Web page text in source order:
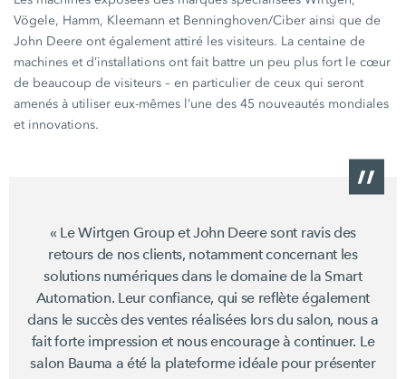
Vögele, Hamm, Kleemann et Benninghoven/Ciber ainsi que de
John Deere ont également attiré les visiteurs. La centaine de
machines et d’installations ont fait battre un peu plus fort le cœur
de beaucoup de visiteurs – en particulier de ceux qui seront
amenés à utiliser eux-mêmes l’une des 45 nouveautés mondiales
et innovations.
« Le Wirtgen Group et John Deere sont ravis des
retours de nos clients, notamment concernant les
solutions numériques dans le domaine de la Smart
Automation. Leur confiance, qui se reflète également
dans le succès des ventes réalisées lors du salon, nous a
fait forte impression et nous encourage à continuer. Le
salon Bauma a été la plateforme idéale pour présenter